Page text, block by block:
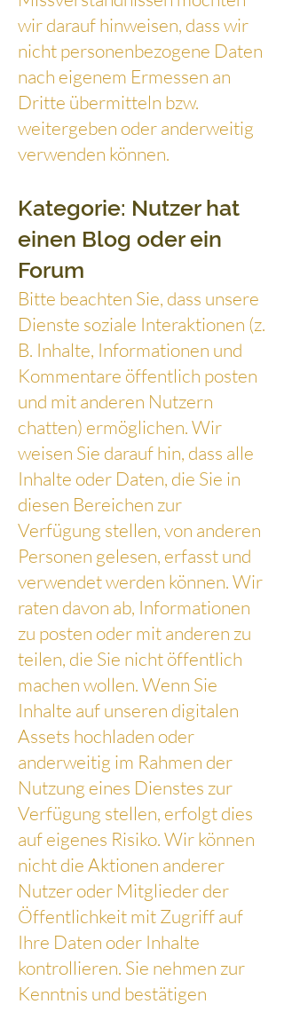
wir darauf hinweisen, dass wir
nicht personenbezogene Daten
nach eigenem Ermessen an
Dritte übermitteln bzw.
weitergeben oder anderweitig
verwenden können.
Kategorie: Nutzer hat
einen Blog oder ein
Forum
Bitte beachten Sie, dass unsere
Dienste soziale Interaktionen (z.
B. Inhalte, Informationen und
Kommentare öffentlich posten
und mit anderen Nutzern
chatten) ermöglichen. Wir
weisen Sie darauf hin, dass alle
Inhalte oder Daten, die Sie in
diesen Bereichen zur
Verfügung stellen, von anderen
Personen gelesen, erfasst und
verwendet werden können. Wir
raten davon ab, Informationen
zu posten oder mit anderen zu
teilen, die Sie nicht öffentlich
machen wollen. Wenn Sie
Inhalte auf unseren digitalen
Assets hochladen oder
anderweitig im Rahmen der
Nutzung eines Dienstes zur
Verfügung stellen, erfolgt dies
auf eigenes Risiko. Wir können
nicht die Aktionen anderer
Nutzer oder Mitglieder der
Öffentlichkeit mit Zugriff auf
Ihre Daten oder Inhalte
kontrollieren. Sie nehmen zur
Kenntnis und bestätigen